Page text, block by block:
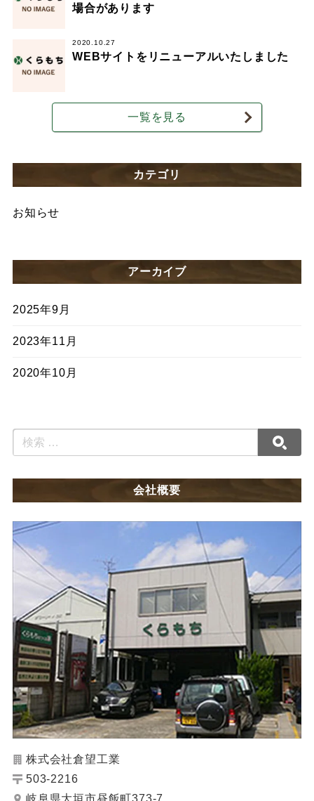
場合があります
2020.10.27
WEBサイトをリニューアルいたしました
一覧を見る
カテゴリ
お知らせ
アーカイブ
2025年9月
2023年11月
2020年10月
会社概要
株式会社倉望工業
503-2216